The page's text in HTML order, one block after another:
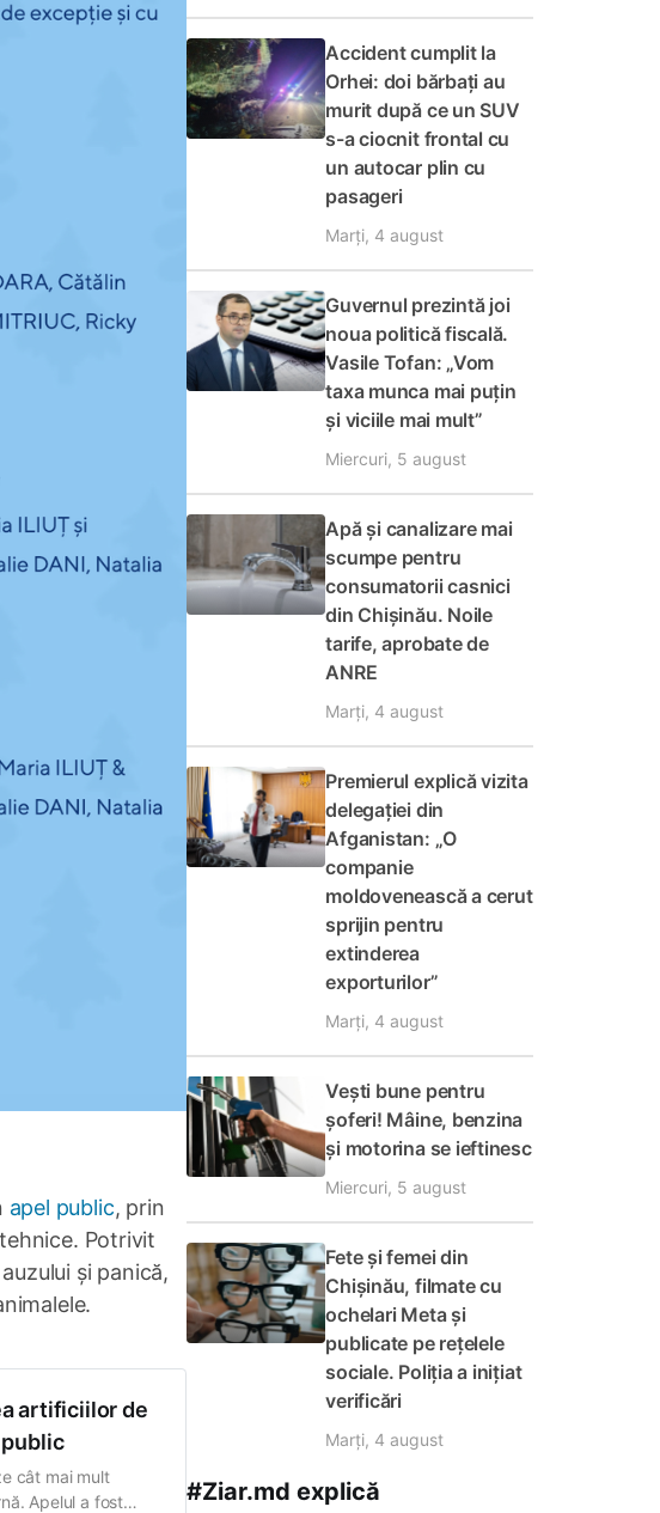
apel public, prin
Potrivit
și panică,
artificiilor de
cât mai mult
Apelul a fost
Accident cumplit la
Orhei: doi bărbați au
murit după ce un SUV
s-a ciocnit frontal cu
un autocar plin cu
pasageri
Marți, 4 august
Guvernul prezintă joi
noua politică fiscală.
Vasile Tofan: „Vom
taxa munca mai puțin
și viciile mai mult”
Miercuri, 5 august
Apă și canalizare mai
scumpe pentru
consumatorii casnici
din Chișinău. Noile
tarife, aprobate de
ANRE
Marți, 4 august
Premierul explică vizita
delegației din
Afganistan: „O
companie
moldovenească a cerut
sprijin pentru
extinderea
exporturilor”
Marți, 4 august
Vești bune pentru
șoferi! Mâine, benzina
și motorina se ieftinesc
Miercuri, 5 august
Fete și femei din
Chișinău, filmate cu
ochelari Meta și
publicate pe rețelele
sociale. Poliția a inițiat
verificări
Marți, 4 august
#Ziar.md explică